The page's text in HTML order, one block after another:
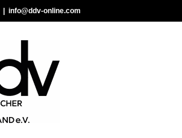
| info@ddv-online.com